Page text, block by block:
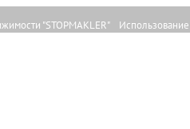
"STOPMAKLER"